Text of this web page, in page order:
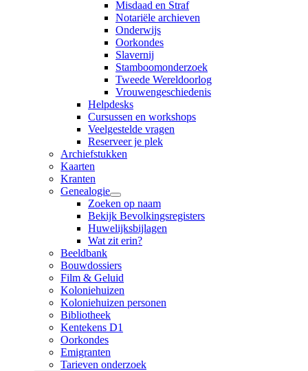
Misdaad en Straf
Notariële archieven
Onderwijs
Oorkondes
Slavernij
Stamboomonderzoek
Tweede Wereldoorlog
Vrouwengeschiedenis
Helpdesks
Cursussen en workshops
Veelgestelde vragen
Reserveer je plek
Archiefstukken
Kaarten
Kranten
Genealogie
Zoeken op naam
Bekijk Bevolkingsregisters
Huwelijksbijlagen
Wat zit erin?
Beeldbank
Bouwdossiers
Film & Geluid
Koloniehuizen
Koloniehuizen personen
Bibliotheek
Kentekens D1
Oorkondes
Emigranten
Tarieven onderzoek